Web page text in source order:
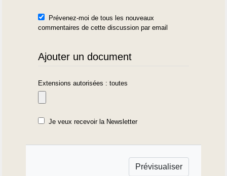
Prévenez-moi de tous les nouveaux
commentaires de cette discussion par email
Ajouter un document
Extensions autorisées : toutes
Je veux recevoir la Newsletter